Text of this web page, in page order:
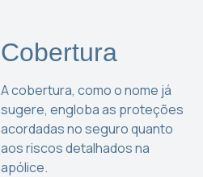
Cobertura
A cobertura, como o nome já
sugere, engloba as proteções
acordadas no seguro quanto
aos riscos detalhados na
apólice.